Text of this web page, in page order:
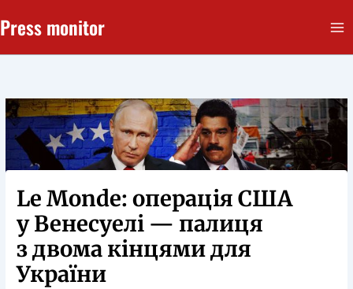
до
Press monitor
Le Monde: операція США
у Венесуелі — палиця
з двома кінцями для
України